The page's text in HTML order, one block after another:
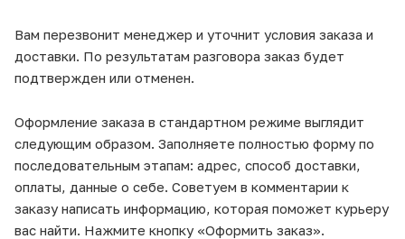
Вам перезвонит менеджер и уточнит условия заказа и
доставки. По результатам разговора заказ будет
подтвержден или отменен.
Оформление заказа в стандартном режиме выглядит
следующим образом. Заполняете полностью форму по
последовательным этапам: адрес, способ доставки,
оплаты, данные о себе. Советуем в комментарии к
заказу написать информацию, которая поможет курьеру
вас найти. Нажмите кнопку «Оформить заказ».